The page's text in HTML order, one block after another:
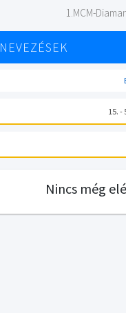
1.MCM-
NEVEZÉSEK
15. -
Nincs még